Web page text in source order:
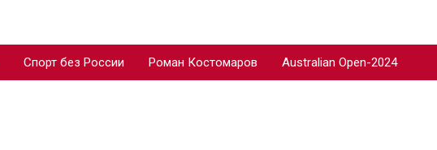
Спорт без России Роман Костомаров Australian Open-2024